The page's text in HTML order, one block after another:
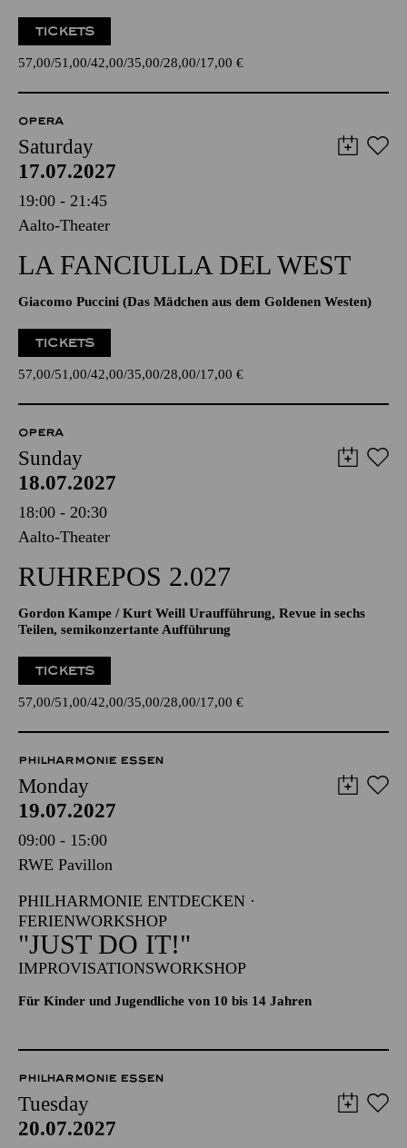
TICKETS
57,00 51,00 42,00 35,00 28,00 17,00 €
OPERA
Saturday
17.07.2027
19:00 - 21:45
Aalto-Theater
LA FANCIULLA DEL WEST
Giacomo Puccini (Das Mädchen aus dem Goldenen Westen)
TICKETS
57,00 51,00 42,00 35,00 28,00 17,00 €
OPERA
Sunday
18.07.2027
18:00 - 20:30
Aalto-Theater
RUHREPOS 2.027
Gordon Kampe / Kurt Weill Uraufführung, Revue in sechs
Teilen, semikonzertante Aufführung
TICKETS
57,00 51,00 42,00 35,00 28,00 17,00 €
PHILHARMONIE ESSEN
Monday
19.07.2027
09:00 - 15:00
RWE Pavillon
PHILHARMONIE ENTDECKEN ·
FERIENWORKSHOP
"JUST DO IT!"
IMPROVISATIONSWORKSHOP
Für Kinder und Jugendliche von 10 bis 14 Jahren
PHILHARMONIE ESSEN
Tuesday
20.07.2027